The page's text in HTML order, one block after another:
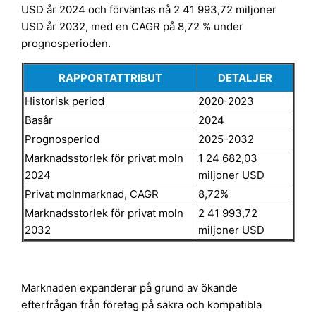
USD år 2024 och förväntas nå 2 41 993,72 miljoner
USD år 2032, med en CAGR på 8,72 % under
prognosperioden.
RAPPORTATTRIBUT
DETALJER
Historisk period
2020-2023
Basår
2024
Prognosperiod
2025-2032
Marknadsstorlek för privat moln
2024
1 24 682,03
miljoner USD
Privat molnmarknad, CAGR
8,72%
Marknadsstorlek för privat moln
2032
2 41 993,72
miljoner USD
Marknaden expanderar på grund av ökande
efterfrågan från företag på säkra och kompatibla